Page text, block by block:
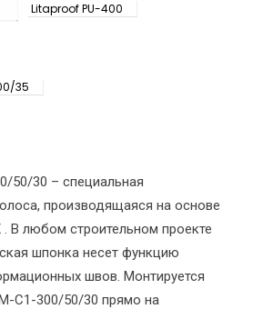
Litaproof PU-400
35
50/30 – специальная
производящаяся на основе
В любом строительном проекте
шпонка несет функцию
швов. Монтируется
C1-300/50/30 прямо на